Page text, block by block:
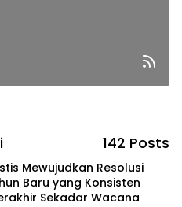
142 Posts
Mewujudkan Resolusi
Baru yang Konsisten
Sekadar Wacana